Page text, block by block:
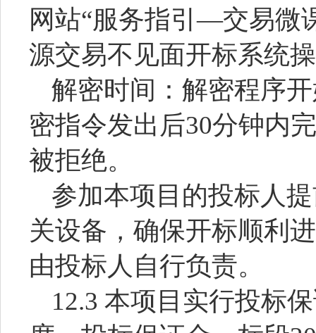
网站“服务指引—交易微
源交易不见面开标系统
解密时间：解密程序
密指令发出后30分钟内
被拒绝。
参加本项目的投标人
关设备，确保开标顺利
由投标人自行负责。
12.3 本项目实行投标